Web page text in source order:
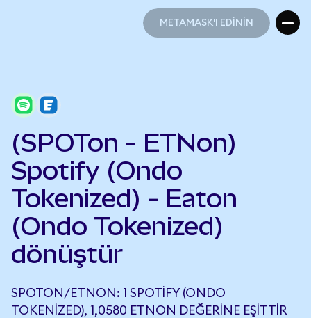
METAMASK'I EDİNİN
(SPOTon - ETNon)
Spotify (Ondo
Tokenized) - Eaton
(Ondo Tokenized)
dönüştür
SPOTON/ETNON: 1 SPOTIFY (ONDO
TOKENIZED), 1,0580 ETNON DEĞERINE EŞITTIR